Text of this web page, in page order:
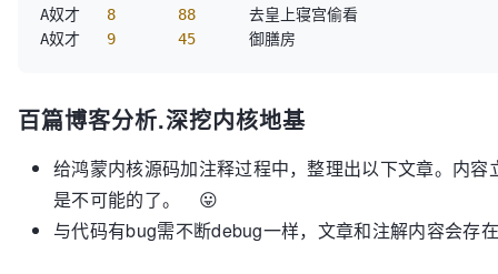
A奴才
8 88
     去皇上寝宫偷看
A奴才
9 45
百篇博客分析.深挖内核地基
给鸿蒙内核源码加注释过程中，整理出以下文章。内
是不可能的了。 😛
与代码有bug需不断debug一样，文章和注解内容会存